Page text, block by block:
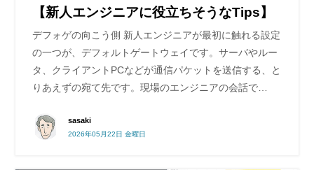
【新人エンジニアに役立ちそうなTips】
デフォゲの向こう側 新人エンジニアが最初に触れる設定
の一つが、デフォルトゲートウェイです。サーバやルー
タ、クライアントPCなどが通信パケットを送信する、と
りあえずの宛て先です。現場のエンジニアの会話で…
sasaki
2026年05月22日 金曜日